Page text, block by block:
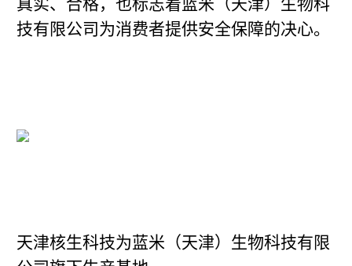
技有限公司为消费者提供安全保障的决心。
天津核生科技为蓝米（天津）生物科技有限